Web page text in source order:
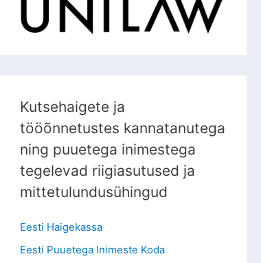
Kutsehaigete ja
tööõnnetustes kannatanutega
ning puuetega inimestega
tegelevad riigiasutused ja
mittetulundusühingud
Eesti Haigekassa
Eesti Puuetega Inimeste Koda